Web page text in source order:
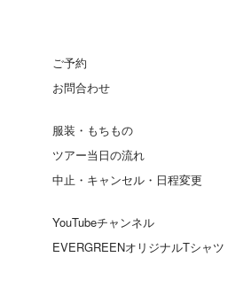
ご予約
お問合わせ
服装・もちもの
ツアー当日の流れ
中止・キャンセル・日程変更
YouTubeチャンネル
EVERGREENオリジナルTシャツ